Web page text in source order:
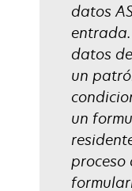
datos
entrada.
datos
un
un
proceso